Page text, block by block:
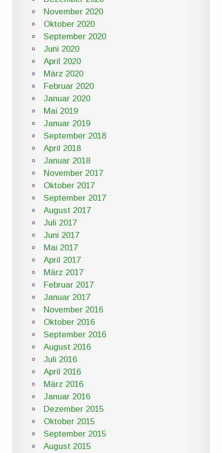
November 2020
Oktober 2020
September 2020
Juni 2020
April 2020
März 2020
Februar 2020
Januar 2020
Mai 2019
Januar 2019
September 2018
April 2018
Januar 2018
November 2017
Oktober 2017
September 2017
August 2017
Juli 2017
Juni 2017
Mai 2017
April 2017
März 2017
Februar 2017
Januar 2017
November 2016
Oktober 2016
September 2016
August 2016
Juli 2016
April 2016
März 2016
Januar 2016
Dezember 2015
Oktober 2015
September 2015
August 2015